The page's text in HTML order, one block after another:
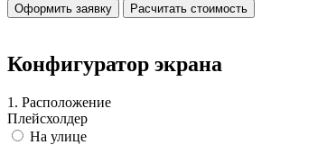
Оформить заявку Расчитать стоимость
Конфигуратор экрана
1. Расположение
Плейсхолдер
На улице